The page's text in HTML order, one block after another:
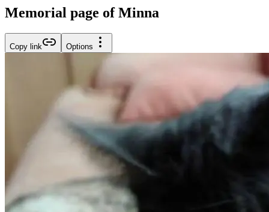
Memorial page of Minna
Copy link Options